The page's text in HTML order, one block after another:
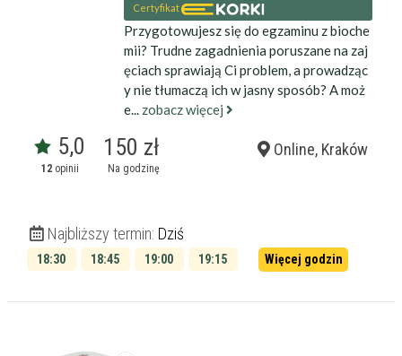
Certyfikat
Przygotowujesz się do egzaminu z bioche
mii? Trudne zagadnienia poruszane na zaj
ęciach sprawiają Ci problem, a prowadząc
y nie tłumaczą ich w jasny sposób? A moż
e... zobacz więcej
5,0
12opinii
150 zł
Na godzinę
Online, Kraków
Najbliższy termin: Dziś
18:30 18:45 19:00
19:15
Więcej godzin